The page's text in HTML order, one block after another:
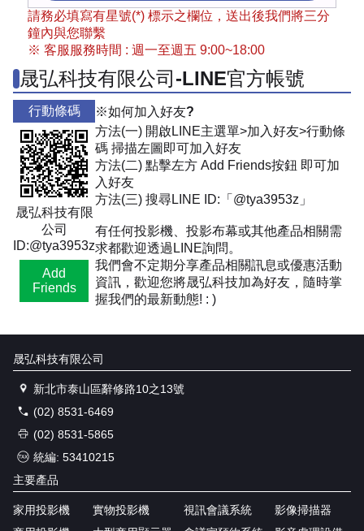
請務必填寫有星號(*) 標示之欄位，送出後我們將三分
鐘內與您聯繫
※ 客服服務時間 : 週一至週五 9:00~18:00
晟弘科技有限公司-LINE官方帳號
行動條碼
晟弘科技有限
公司
ID:@tya3953z
Add
Friends
※如何加入好友?
方法(一) 開啟LINE主選單>加入好友>行動條
碼 掃描左圖即可加入好友
方法(二) 點擊左方 Add Friends按鈕 即可加
入好友
方法(三) 搜尋LINE ID:「@tya3953z」
有任何投影機、投影布幕或其他產品相關需
求都歡迎透過LINE詢問。
我們會不定期分享產品相關訊息或優惠活動
資訊，歡迎您將晟弘科技加為好友，隨時掌
握我們的最新動態! : )
晟弘科技有限公司
新北市泰山區辭修路10之13號
(02) 8531-6469
(02) 8531-5865
統編: 53410215
主要產品
家用投影機
實物投影機
視訊會議系統
影像掃描器